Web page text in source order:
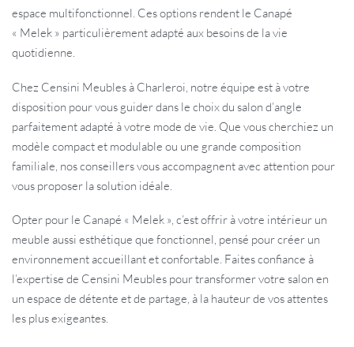
espace multifonctionnel. Ces options rendent le Canapé
« Melek » particulièrement adapté aux besoins de la vie
quotidienne.
Chez Censini Meubles à Charleroi, notre équipe est à votre
disposition pour vous guider dans le choix du salon d’angle
parfaitement adapté à votre mode de vie. Que vous cherchiez un
modèle compact et modulable ou une grande composition
familiale, nos conseillers vous accompagnent avec attention pour
vous proposer la solution idéale.
Opter pour le Canapé « Melek », c’est offrir à votre intérieur un
meuble aussi esthétique que fonctionnel, pensé pour créer un
environnement accueillant et confortable. Faites confiance à
l’expertise de Censini Meubles pour transformer votre salon en
un espace de détente et de partage, à la hauteur de vos attentes
les plus exigeantes.